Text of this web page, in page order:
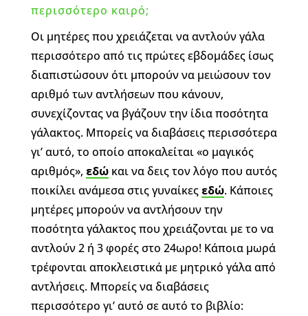
περισσότερο καιρό;
Οι μητέρες που χρειάζεται να αντλούν γάλα
περισσότερο από τις πρώτες εβδομάδες ίσως
διαπιστώσουν ότι μπορούν να μειώσουν τον
αριθμό των αντλήσεων που κάνουν,
συνεχίζοντας να βγάζουν την ίδια ποσότητα
γάλακτος. Μπορείς να διαβάσεις περισσότερα
γι’ αυτό, το οποίο αποκαλείται «ο μαγικός
αριθμός», εδώκαι να δεις τον λόγο που αυτός
ποικίλει ανάμεσα στις γυναίκες εδώ. Κάποιες
μητέρες μπορούν να αντλήσουν την
ποσότητα γάλακτος που χρειάζονται με το να
αντλούν 2 ή 3 φορές στο 24ωρο! Κάποια μωρά
τρέφονται αποκλειστικά με μητρικό γάλα από
αντλήσεις. Μπορείς να διαβάσεις
περισσότερο γι’ αυτό σε αυτό το βιβλίο: